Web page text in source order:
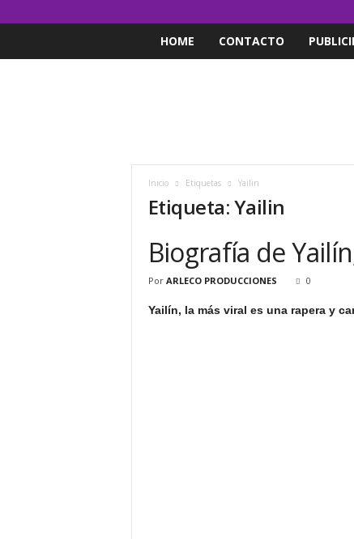
HOME CONTACTO
Inicio Etiquetas Yailin
Etiqueta: Yailin
Biografía de
Por ARLECO PRODUCCIONES 0
Yailín, la más viral es una rapera y